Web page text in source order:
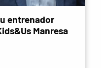
entrenador
Manresa